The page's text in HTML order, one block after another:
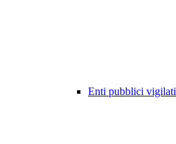
Enti pubblici vigilati